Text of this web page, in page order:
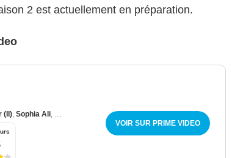
2 est actuellement en préparation.
(II), Sophia Ali, Shannon Berry
VOIR SUR PRIME VIDEO